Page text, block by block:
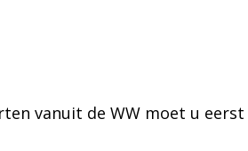
vanuit de WW moet u eerst